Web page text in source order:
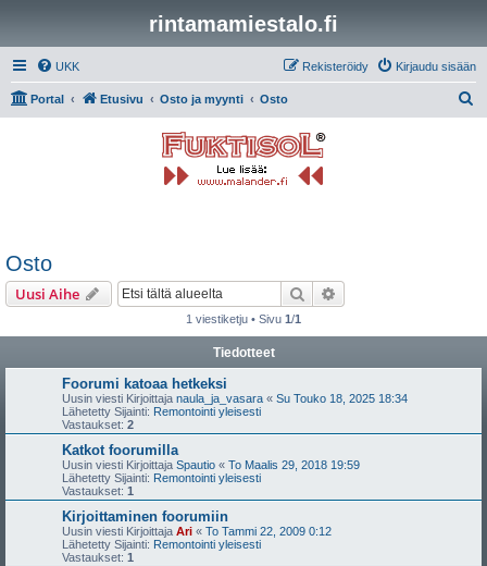
rintamamiestalo.fi
UKK Kirjaudu sisään
Rekisteröidy
Portal Etusivu Osto ja myynti Osto
Osto
Uusi Aihe Etsi
1 viestiketju • Sivu 1/1
Tiedotteet
Foorumi katoaa hetkeksi
Uusin viesti Kirjoittaja naula_ja_vasara « Su Touko 18, 2025 18:34
Lähetetty Sijainti: Remontointi yleisesti
Vastaukset: 2
Katkot foorumilla
Uusin viesti Kirjoittaja Spautio « To Maalis 29, 2018 19:59
Lähetetty Sijainti: Remontointi yleisesti
Vastaukset: 1
Kirjoittaminen foorumiin
Uusin viesti Kirjoittaja Ari « To Tammi 22, 2009 0:12
Lähetetty Sijainti: Remontointi yleisesti
Vastaukset: 1